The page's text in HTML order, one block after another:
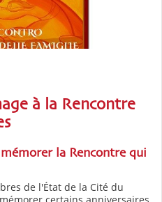
à la Rencontre
la Rencontre qui
de l'État de la Cité du